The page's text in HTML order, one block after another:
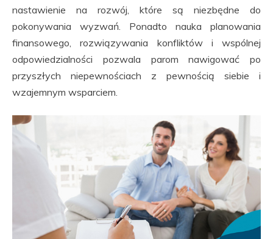
nastawienie na rozwój, które są niezbędne do
pokonywania wyzwań. Ponadto nauka planowania
finansowego, rozwiązywania konfliktów i wspólnej
odpowiedzialności pozwala parom nawigować po
przyszłych niepewnościach z pewnością siebie i
wzajemnym wsparciem.